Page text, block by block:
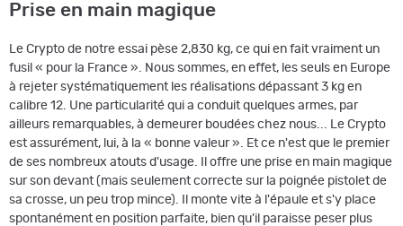
Prise en main magique
Le Crypto de notre essai pèse 2,830 kg, ce qui en fait vraiment un
fusil « pour la France ». Nous sommes, en effet, les seuls en Europe
à rejeter systématiquement les réalisations dépassant 3 kg en
calibre 12. Une particularité qui a conduit quelques armes, par
ailleurs remarquables, à demeurer boudées chez nous... Le Crypto
est assurément, lui, à la « bonne valeur ». Et ce n'est que le premier
de ses nombreux atouts d'usage. Il offre une prise en main magique
sur son devant (mais seulement correcte sur la poignée pistolet de
sa crosse, un peu trop mince). Il monte vite à l'épaule et s'y place
spontanément en position parfaite, bien qu'il paraisse peser plus